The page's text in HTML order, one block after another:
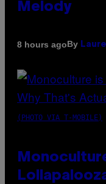
Melody
8 hours agoBy
(PHOTO VIA T-MOBILE)